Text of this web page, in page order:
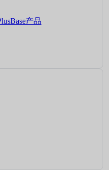
产品